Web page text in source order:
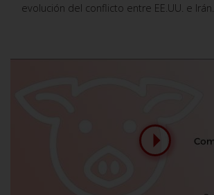
evolución del conflicto entre EE.UU. e Irán.